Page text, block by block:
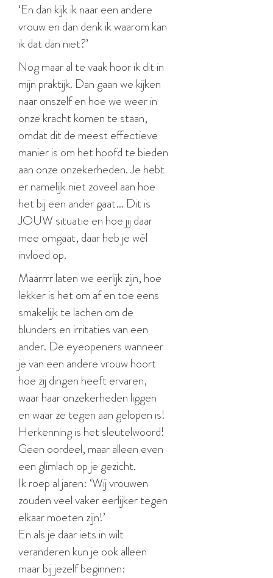
‘En dan kijk ik naar een andere
vrouw en dan denk ik waarom kan
ik dat dan niet?’
Nog maar al te vaak hoor ik dit in
mijn praktijk. Dan gaan we kijken
naar onszelf en hoe we weer in
onze kracht komen te staan,
omdat dit de meest effectieve
manier is om het hoofd te bieden
aan onze onzekerheden. Je hebt
er namelijk niet zoveel aan hoe
het bij een ander gaat… Dit is
JOUW situatie en hoe jij daar
mee omgaat, daar heb je wèl
invloed op.
Maarrrr laten we eerlijk zijn, hoe
lekker is het om af en toe eens
smakelijk te lachen om de
blunders en irritaties van een
ander. De eyeopeners wanneer
je van een andere vrouw hoort
hoe zij dingen heeft ervaren,
waar haar onzekerheden liggen
en waar ze tegen aan gelopen is!
Herkenning is het sleutelwoord!
Geen oordeel, maar alleen even
een glimlach op je gezicht.
Ik roep al jaren: ‘Wij vrouwen
zouden veel vaker eerlijker tegen
elkaar moeten zijn!’
En als je daar iets in wilt
veranderen kun je ook alleen
maar bij jezelf beginnen: